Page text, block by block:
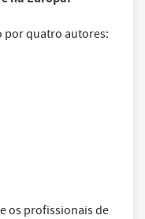
por quatro autores:
os profissionais de